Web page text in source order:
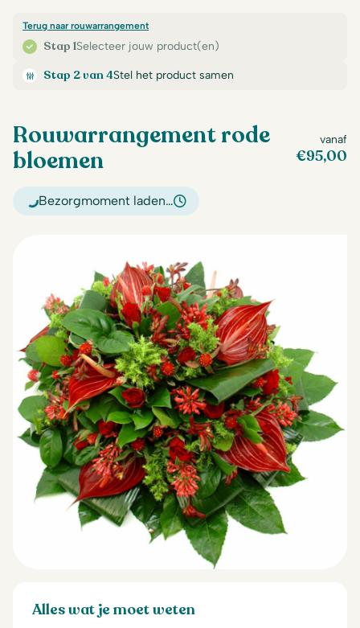
Stap 1Selecteer jouw product(en)
Terug naar rouwarrangement
Stap 2 van 4Stel het product samen
Rouwarrangement rode
bloemen
vanaf
€95,00
Bezorgmoment laden…
Alles wat je moet weten